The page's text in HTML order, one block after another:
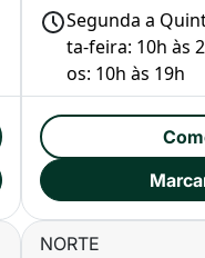
Segunda a
ta-feira: 10h às
os: 10h às 19h
NORTE